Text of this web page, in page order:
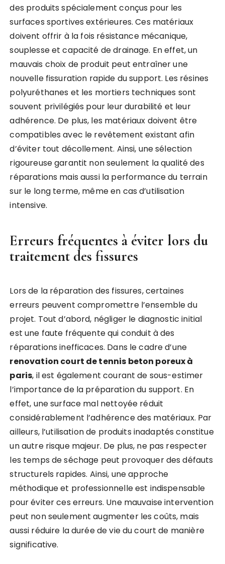
des produits spécialement conçus pour les
surfaces sportives extérieures. Ces matériaux
doivent offrir à la fois résistance mécanique,
souplesse et capacité de drainage. En effet, un
mauvais choix de produit peut entraîner une
nouvelle fissuration rapide du support. Les résines
polyuréthanes et les mortiers techniques sont
souvent privilégiés pour leur durabilité et leur
adhérence. De plus, les matériaux doivent être
compatibles avec le revêtement existant afin
d’éviter tout décollement. Ainsi, une sélection
rigoureuse garantit non seulement la qualité des
réparations mais aussi la performance du terrain
sur le long terme, même en cas d’utilisation
intensive.
Erreurs fréquentes à éviter lors du
traitement des fissures
Lors de la réparation des fissures, certaines
erreurs peuvent compromettre l’ensemble du
projet. Tout d’abord, négliger le diagnostic initial
est une faute fréquente qui conduit à des
réparations inefficaces. Dans le cadre d’une
renovation court de tennis beton poreux à
paris, il est également courant de sous-estimer
l’importance de la préparation du support. En
effet, une surface mal nettoyée réduit
considérablement l’adhérence des matériaux. Par
ailleurs, l’utilisation de produits inadaptés constitue
un autre risque majeur. De plus, ne pas respecter
les temps de séchage peut provoquer des défauts
structurels rapides. Ainsi, une approche
méthodique et professionnelle est indispensable
pour éviter ces erreurs. Une mauvaise intervention
peut non seulement augmenter les coûts, mais
aussi réduire la durée de vie du court de manière
significative.